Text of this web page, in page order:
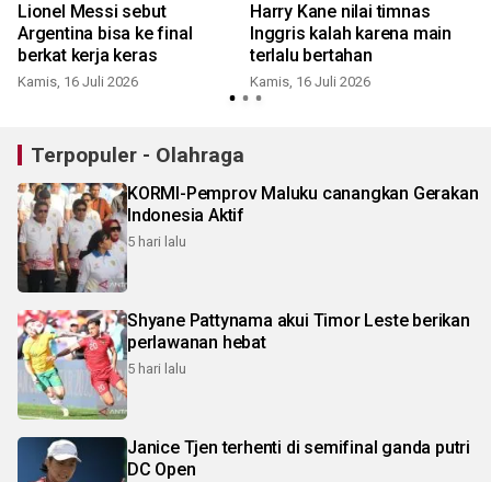
Lionel Messi sebut
Argentina bisa ke final
berkat kerja keras
Kamis, 16 Juli 2026
Harry Kane nilai timnas
Inggris kalah karena main
terlalu bertahan
Kamis, 16 Juli 2026
Terpopuler - Olahraga
KORMI-Pemprov Maluku canangkan Gerakan
Indonesia Aktif
5 hari lalu
Shyane Pattynama akui Timor Leste berikan
perlawanan hebat
5 hari lalu
Janice Tjen terhenti di semifinal ganda putri
DC Open